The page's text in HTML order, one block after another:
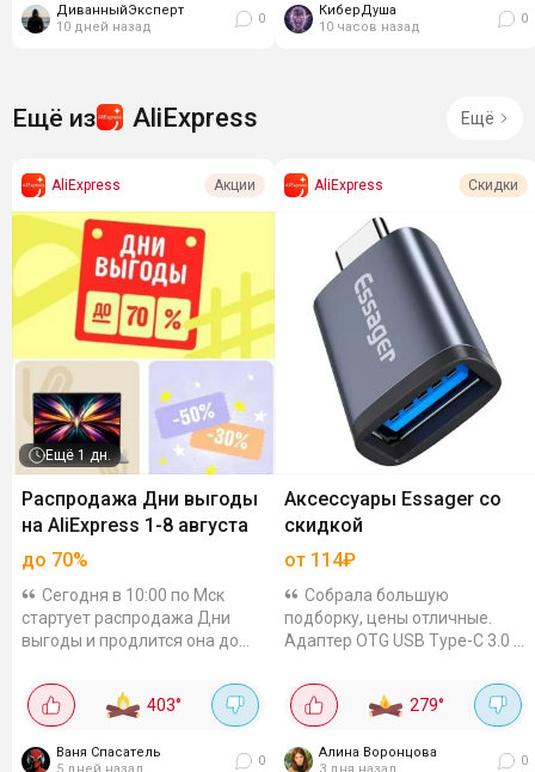
телефоны, не так...
ДиванныйЭксперт
10 дней назад
0
флагманах,...
КиберДуша
10 часов назад
0
Ещё из AliExpress Ещё
AliExpress Акции
Ещё1 дн.
Распродажа Дни выгоды
на AliExpress 1-8 августа
до 70%
Сегодня в 10:00 по Мск
стартует распродажа Дни
выгоды и продлится она до
снижены и появятся
выгодные купоны от
продавцов. Самые выгодные
разберут...
403°
Ваня Спасатель
0
AliExpress Скидки
Аксессуары Essager со
скидкой
от 114₽
Собрала большую
подборку, цены отличные.
Адаптер OTG USB Type-C 3.0 –
подключения флешек,
клавиатур и мышей к
смартфону или планшету.
Автомобильный...
279°
Алина Воронцова
0